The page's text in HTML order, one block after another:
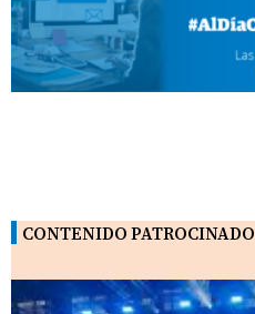
CONTENIDO PATROCINADO